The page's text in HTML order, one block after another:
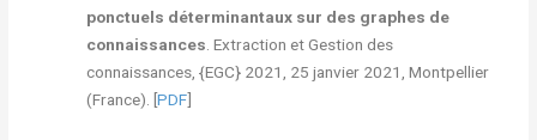
ponctuels déterminantaux sur des graphes de
connaissances . Extraction et Gestion des
connaissances, {EGC} 2021, 25 janvier 2021, Montpellier
(France). [PDF]